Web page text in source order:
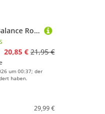
Gibbon Slacklines - Balance Roller Gr One Size braun
20,85 € 21,95 €
um 00:37; der
haben.
29,99 €